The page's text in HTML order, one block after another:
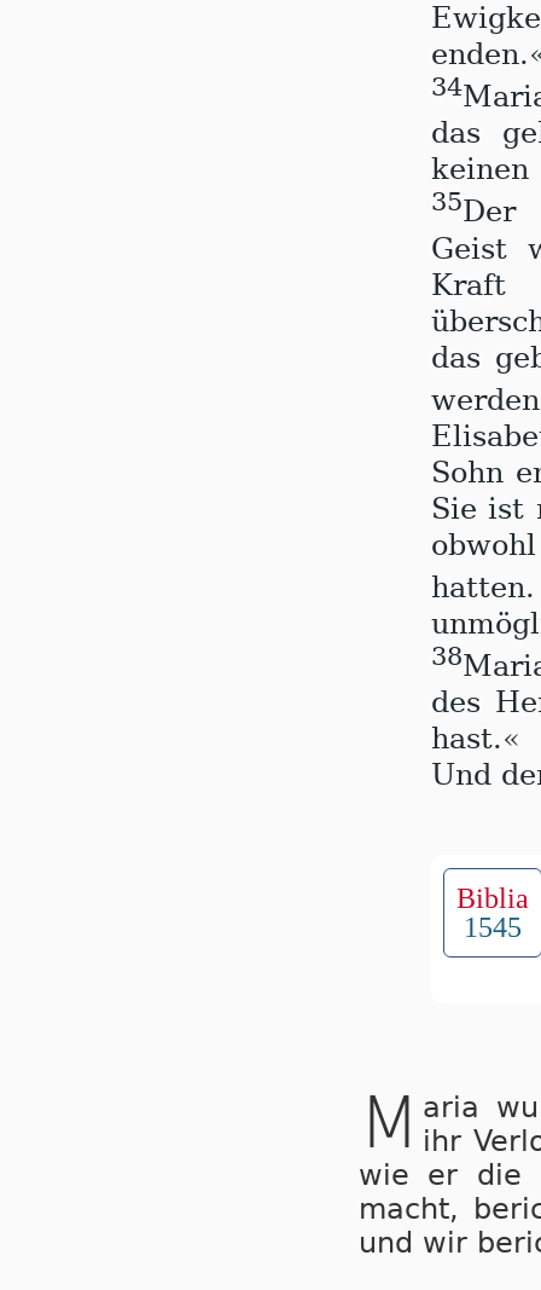
34
das
keinen
35Der
Geist
das
Sohn
Sie ist
38
des
hast.«
Und
Biblia
1545
M aria
ihr
wie er die
macht,
und wir